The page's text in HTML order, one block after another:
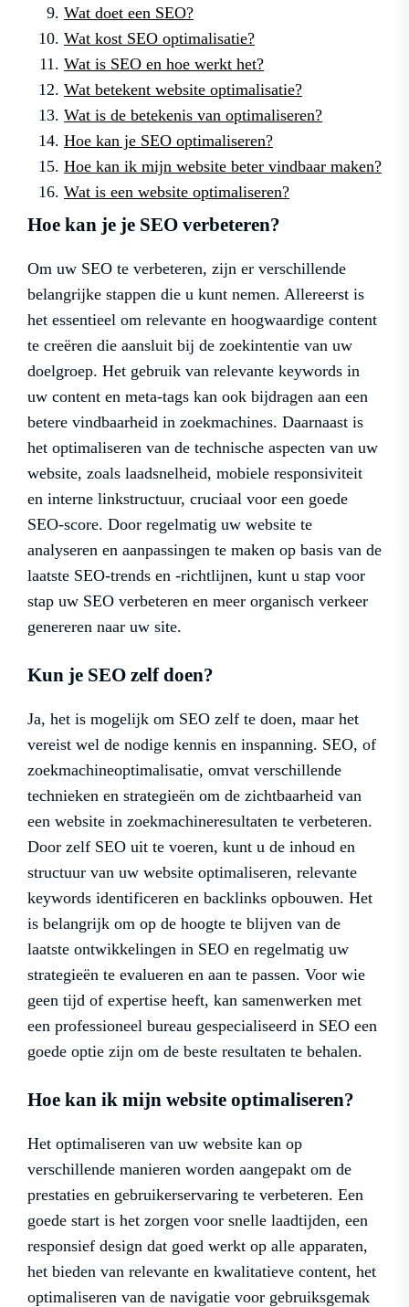
Wat doet een SEO?
Wat kost SEO optimalisatie?
Wat is SEO en hoe werkt het?
Wat betekent website optimalisatie?
Wat is de betekenis van optimaliseren?
Hoe kan je SEO optimaliseren?
Hoe kan ik mijn website beter vindbaar maken?
Wat is een website optimaliseren?
Hoe kan je je SEO verbeteren?
Om uw SEO te verbeteren, zijn er verschillende
belangrijke stappen die u kunt nemen. Allereerst is
het essentieel om relevante en hoogwaardige content
te creëren die aansluit bij de zoekintentie van uw
doelgroep. Het gebruik van relevante keywords in
uw content en meta-tags kan ook bijdragen aan een
betere vindbaarheid in zoekmachines. Daarnaast is
het optimaliseren van de technische aspecten van uw
website, zoals laadsnelheid, mobiele responsiviteit
en interne linkstructuur, cruciaal voor een goede
SEO-score. Door regelmatig uw website te
analyseren en aanpassingen te maken op basis van de
laatste SEO-trends en -richtlijnen, kunt u stap voor
stap uw SEO verbeteren en meer organisch verkeer
genereren naar uw site.
Kun je SEO zelf doen?
Ja, het is mogelijk om SEO zelf te doen, maar het
vereist wel de nodige kennis en inspanning. SEO, of
zoekmachineoptimalisatie, omvat verschillende
technieken en strategieën om de zichtbaarheid van
een website in zoekmachineresultaten te verbeteren.
Door zelf SEO uit te voeren, kunt u de inhoud en
structuur van uw website optimaliseren, relevante
keywords identificeren en backlinks opbouwen. Het
is belangrijk om op de hoogte te blijven van de
laatste ontwikkelingen in SEO en regelmatig uw
strategieën te evalueren en aan te passen. Voor wie
geen tijd of expertise heeft, kan samenwerken met
een professioneel bureau gespecialiseerd in SEO een
goede optie zijn om de beste resultaten te behalen.
Hoe kan ik mijn website optimaliseren?
Het optimaliseren van uw website kan op
verschillende manieren worden aangepakt om de
prestaties en gebruikerservaring te verbeteren. Een
goede start is het zorgen voor snelle laadtijden, een
responsief design dat goed werkt op alle apparaten,
het bieden van relevante en kwalitatieve content, het
optimaliseren van de navigatie voor gebruiksgemak